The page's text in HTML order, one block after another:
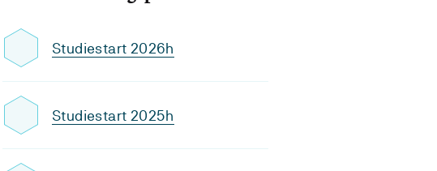
Studiestart 2026h
Studiestart 2025h